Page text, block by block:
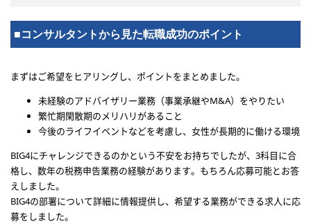
■コンサルタントから見た転職成功のポイント
まずはご希望をヒアリングし、ポイントをまとめました。
未経験のアドバイザリー業務（事業承継やM&A）をやりたい
繁忙期閑散期のメリハリがあること
今後のライフイベントなどを考慮し、女性が長期的に働ける環境
BIG4にチャレンジできるのかという不安をお持ちでしたが、3科目に合
格し、数年の税務申告業務の経験があります。もちろん応募可能とお答
えしました。
BIG4の部署について詳細に情報提供し、希望する業務ができる求人に応
募をしました。